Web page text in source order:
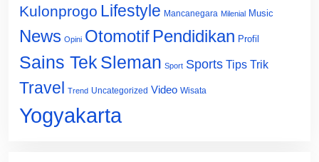
Kulonprogo Lifestyle Mancanegara Milenial Music
News Opini Otomotif Pendidikan Profil
Sains Tek Sleman Sport Sports Tips Trik
Travel Trend Uncategorized Video Wisata
Yogyakarta